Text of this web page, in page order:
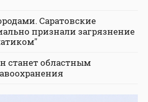
Саратовские
признали загрязнение
станет областным